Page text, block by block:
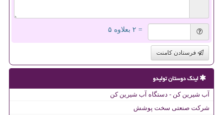
= ۲ بعلاوه ۵
فرستادن کامنت
لینک دوستان تولیدو
آب شیرین کن - دستگاه آب شیرین کن
شرکت صنعتی سخت پوشش